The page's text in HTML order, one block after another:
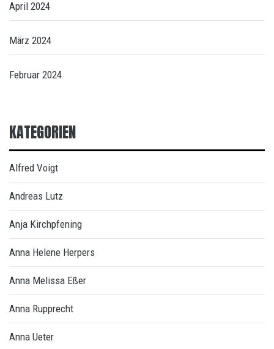
April 2024
März 2024
Februar 2024
KATEGORIEN
Alfred Voigt
Andreas Lutz
Anja Kirchpfening
Anna Helene Herpers
Anna Melissa Eßer
Anna Rupprecht
Anna Ueter